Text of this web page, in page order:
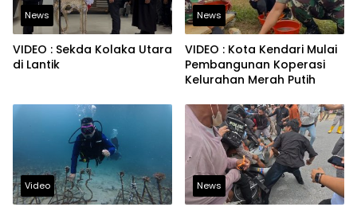
News
VIDEO : Sekda Kolaka Utara
di Lantik
News
VIDEO : Kota Kendari Mulai
Pembangunan Koperasi
Kelurahan Merah Putih
Video News